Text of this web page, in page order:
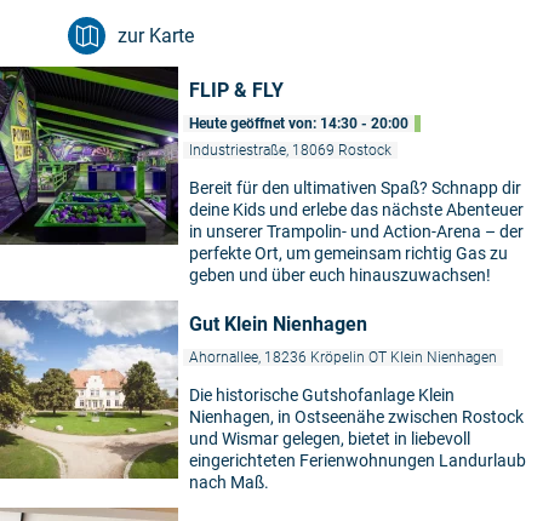
zur Karte
FLIP & FLY
Heute geöffnet von: 14:30 - 20:00
Industriestraße, 18069 Rostock
Bereit für den ultimativen Spaß? Schnapp dir
deine Kids und erlebe das nächste Abenteuer
in unserer Trampolin- und Action-Arena – der
perfekte Ort, um gemeinsam richtig Gas zu
geben und über euch hinauszuwachsen!
Gut Klein Nienhagen
Ahornallee, 18236 Kröpelin OT Klein Nienhagen
Die historische Gutshofanlage Klein
Nienhagen, in Ostseenähe zwischen Rostock
und Wismar gelegen, bietet in liebevoll
eingerichteten Ferienwohnungen Landurlaub
nach Maß.